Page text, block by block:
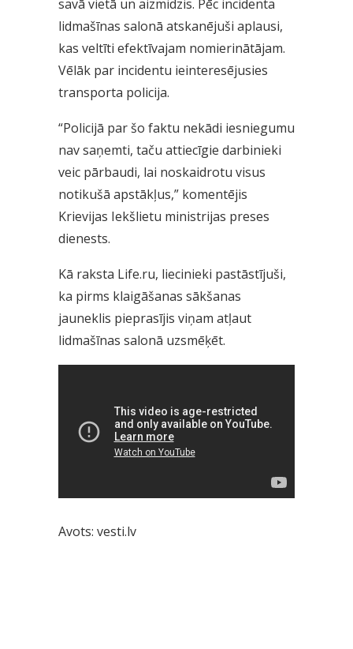
savā vietā un aizmidzis. Pēc incidenta
lidmašīnas salonā atskanējuši aplausi,
kas veltīti efektīvajam nomierinātājam.
Vēlāk par incidentu ieinteresējusies
transporta policija.
“Policijā par šo faktu nekādi iesniegumu
nav saņemti, taču attiecīgie darbinieki
veic pārbaudi, lai noskaidrotu visus
notikušā apstākļus,” komentējis
Krievijas Iekšlietu ministrijas preses
dienests.
Kā raksta Life.ru, liecinieki pastāstījuši,
ka pirms klaigāšanas sākšanas
jauneklis pieprasījis viņam atļaut
lidmašīnas salonā uzsmēķēt.
Avots: vesti.lv